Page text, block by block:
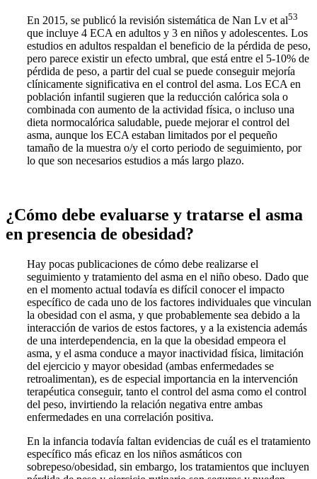
En 2015, se publicó la revisión sistemática de Nan Lv et al53
que incluye 4 ECA en adultos y 3 en niños y adolescentes. Los
estudios en adultos respaldan el beneficio de la pérdida de peso,
pero parece existir un efecto umbral, que está entre el 5-10% de
pérdida de peso, a partir del cual se puede conseguir mejoría
clínicamente significativa en el control del asma. Los ECA en
población infantil sugieren que la reducción calórica sola o
combinada con aumento de la actividad física, o incluso una
dieta normocalórica saludable, puede mejorar el control del
asma, aunque los ECA estaban limitados por el pequeño
tamaño de la muestra o/y el corto periodo de seguimiento, por
lo que son necesarios estudios a más largo plazo.
¿Cómo debe evaluarse y tratarse el asma
en presencia de obesidad?
Hay pocas publicaciones de cómo debe realizarse el
seguimiento y tratamiento del asma en el niño obeso. Dado que
en el momento actual todavía es difícil conocer el impacto
específico de cada uno de los factores individuales que vinculan
la obesidad con el asma, y que probablemente sea debido a la
interacción de varios de estos factores, y a la existencia además
de una interdependencia, en la que la obesidad empeora el
asma, y el asma conduce a mayor inactividad física, limitación
del ejercicio y mayor obesidad (ambas enfermedades se
retroalimentan), es de especial importancia en la intervención
terapéutica conseguir, tanto el control del asma como el control
del peso, invirtiendo la relación negativa entre ambas
enfermedades en una correlación positiva.
En la infancia todavía faltan evidencias de cuál es el tratamiento
específico más eficaz en los niños asmáticos con
sobrepeso/obesidad, sin embargo, los tratamientos que incluyen